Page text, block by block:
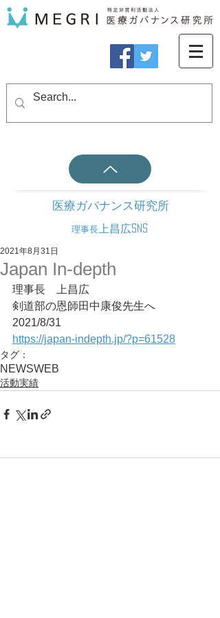
医療ガバナンス研究所
理事長 上昌広SNS
Japan In-depth
2021年8月31日
理事長　上昌広
剣道部の恩師田中康俊先生へ
https://japan-indepth.jp/?p=61528
タグ：
NEWSWEB
活動実績